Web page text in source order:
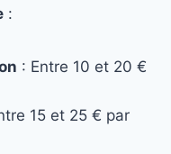
:
: Entre 10 et 20 €
15 et 25 € par